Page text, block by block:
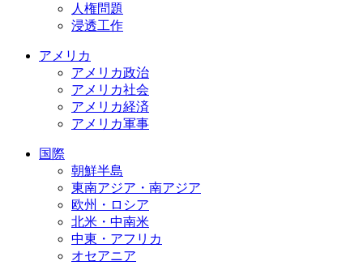
人権問題
浸透工作
アメリカ
アメリカ政治
アメリカ社会
アメリカ経済
アメリカ軍事
国際
朝鮮半島
東南アジア・南アジア
欧州・ロシア
北米・中南米
中東・アフリカ
オセアニア